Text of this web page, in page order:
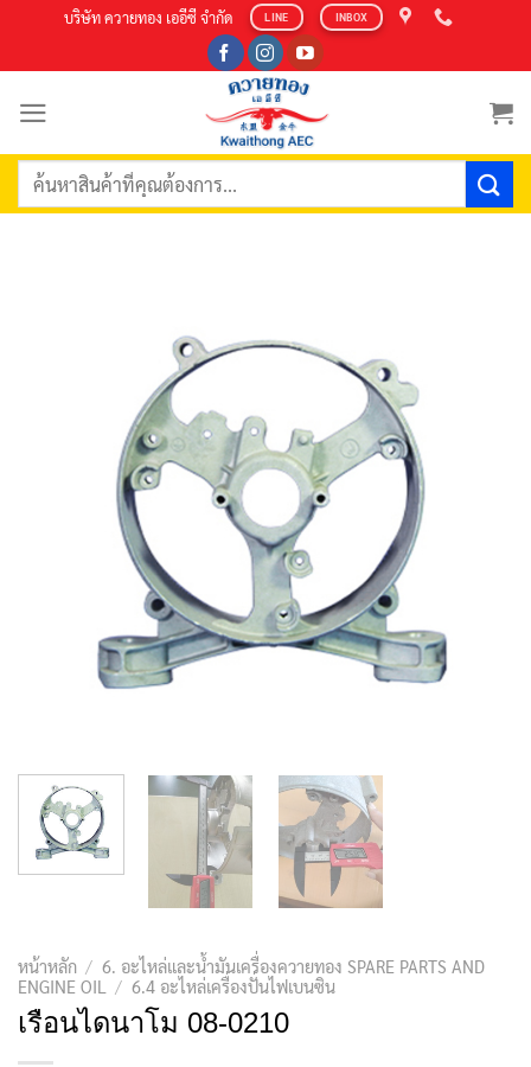
content
บริษัท ควายทอง เออีซี จำกัด LINE INBOX
ค้นหา:
หน้าหลัก / 6. อะไหล่และน้ำมันเครื่องควายทอง SPARE PARTS AND
ENGINE OIL
/ 6.4 อะไหล่เครื่องปั่นไฟเบนซิน
เรือนไดนาโม 08-0210